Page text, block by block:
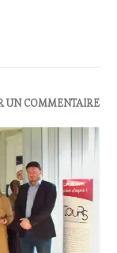
UN COMMENTAIRE